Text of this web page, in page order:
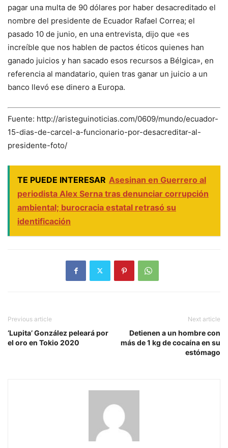
pagar una multa de 90 dólares por haber desacreditado el
nombre del presidente de Ecuador Rafael Correa; el
pasado 10 de junio, en una entrevista, dijo que «es
increíble que nos hablen de pactos éticos quienes han
ganado juicios y han sacado esos recursos a Bélgica», en
referencia al mandatario, quien tras ganar un juicio a un
banco llevó ese dinero a Europa.
Fuente: http://aristeguinoticias.com/0609/mundo/ecuador-
15-dias-de-carcel-a-funcionario-por-desacreditar-al-
presidente-foto/
TE PUEDE INTERESAR Asesinan en Guerrero al
periodista Alex Serna tras denunciar corrupción
ambiental; burocracia estatal retrasó su
identificación
Previous article
‘Lupita’ González peleará por
el oro en Tokio 2020
Next article
Detienen a un hombre con
más de 1 kg de cocaína en su
estómago